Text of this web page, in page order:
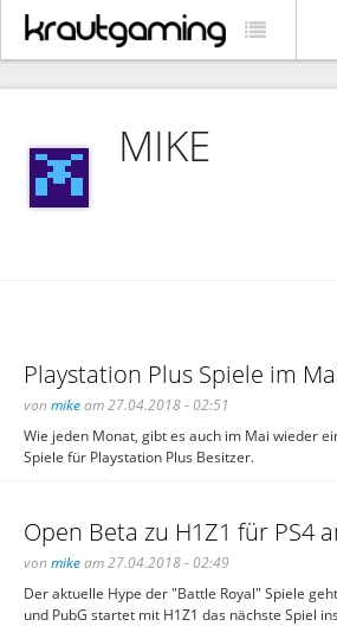
MIKE
Playstation Plus Spiele im
von mikeam 27.04.2018 - 02:51
Wie jeden Monat, gibt es auch im Mai wieder
Spiele für Playstation Plus Besitzer.
Open Beta zu H1Z1 für PS4
von mikeam 27.04.2018 - 02:49
Der aktuelle Hype der "Battle Royal" Spiele
und PubG startet mit H1Z1 das nächste Spiel